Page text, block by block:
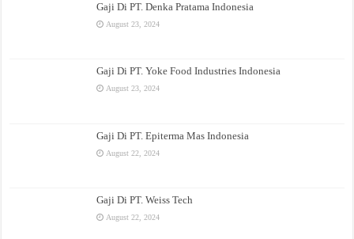
Gaji Di PT. Denka Pratama Indonesia
August 23, 2024
Gaji Di PT. Yoke Food Industries Indonesia
August 23, 2024
Gaji Di PT. Epiterma Mas Indonesia
August 22, 2024
Gaji Di PT. Weiss Tech
August 22, 2024